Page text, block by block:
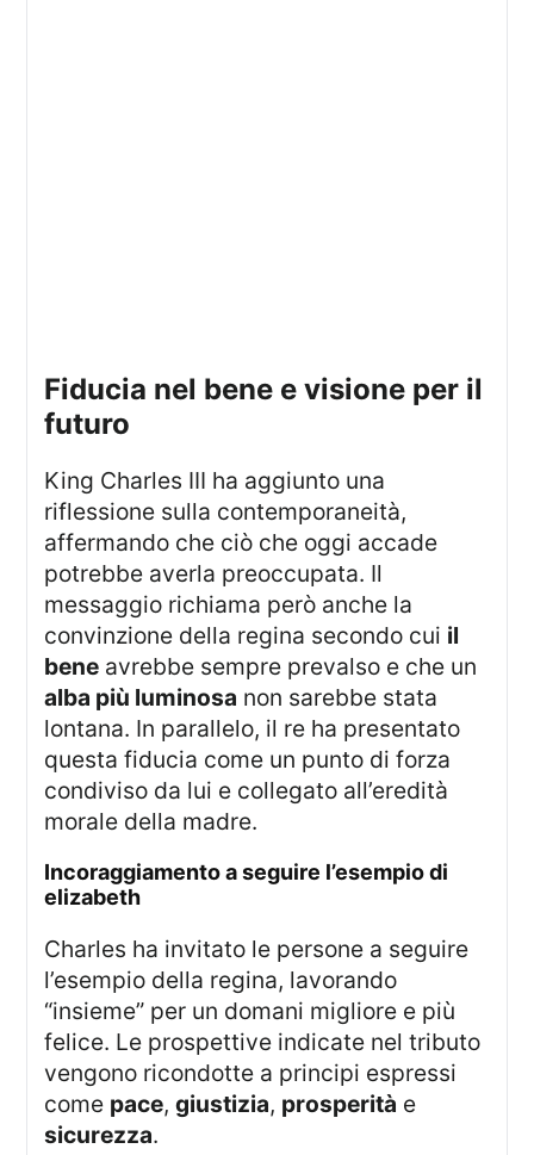
fiducia nel bene e visione per il
futuro
King Charles III ha aggiunto una
riflessione sulla contemporaneità,
affermando che ciò che oggi accade
potrebbe averla preoccupata. Il
messaggio richiama però anche la
convinzione della regina secondo cui il
bene avrebbe sempre prevalso e che un
alba più luminosa non sarebbe stata
lontana. In parallelo, il re ha presentato
questa fiducia come un punto di forza
condiviso da lui e collegato all’eredità
morale della madre.
incoraggiamento a seguire l’esempio di
elizabeth
Charles ha invitato le persone a seguire
l’esempio della regina, lavorando
“insieme” per un domani migliore e più
felice. Le prospettive indicate nel tributo
vengono ricondotte a principi espressi
come pace,giustizia, prosperità e
sicurezza.